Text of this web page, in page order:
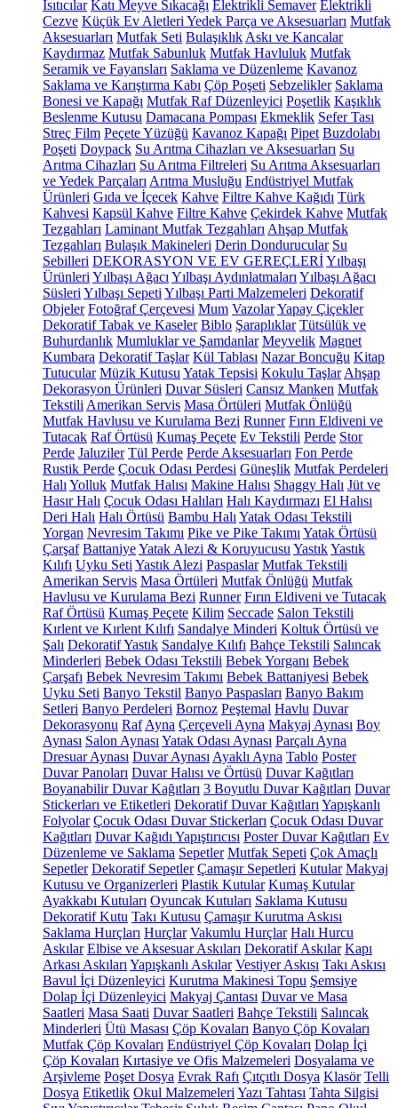
Isıtıcılar Katı Meyve Sıkacağı Elektrikli Semaver Elektrikli
Cezve Küçük Ev Aletleri Yedek Parça ve Aksesuarları Mutfak
Aksesuarları Mutfak Seti Bulaşıklık Askı ve Kancalar
Kaydırmaz Mutfak Sabunluk Mutfak Havluluk Mutfak
Seramik ve Fayansları Saklama ve Düzenleme Kavanoz
Saklama ve Karıştırma Kabı Çöp Poşeti Sebzelikler Saklama
Bonesi ve Kapağı Mutfak Raf Düzenleyici Poşetlik Kaşıklık
Beslenme Kutusu Damacana Pompası Ekmeklik Sefer Tası
Streç Film Peçete Yüzüğü Kavanoz Kapağı Pipet Buzdolabı
Poşeti Doypack Su Arıtma Cihazları ve Aksesuarları Su
Arıtma Cihazları Su Arıtma Filtreleri Su Arıtma Aksesuarları
ve Yedek Parçaları Arıtma Musluğu Endüstriyel Mutfak
Ürünleri Gıda ve İçecek Kahve Filtre Kahve Kağıdı Türk
Kahvesi Kapsül Kahve Filtre Kahve Çekirdek Kahve Mutfak
Tezgahları Laminant Mutfak Tezgahları Ahşap Mutfak
Tezgahları Bulaşık Makineleri Derin Dondurucular Su
Sebilleri DEKORASYON VE EV GEREÇLERİYılbaşı
Ürünleri Yılbaşı Ağacı Yılbaşı Aydınlatmaları Yılbaşı Ağacı
Süsleri Yılbaşı Sepeti Yılbaşı Parti Malzemeleri Dekoratif
Objeler Fotoğraf Çerçevesi Mum VazolarYapay Çiçekler
Dekoratif Tabak ve Kaseler Biblo Şaraplıklar Tütsülük ve
Buhurdanlık Mumluklar ve Şamdanlar Meyvelik Magnet
Kumbara Dekoratif Taşlar Kül Tablası Nazar Boncuğu Kitap
Tutucular Müzik Kutusu Yatak Tepsisi Kokulu Taşlar Ahşap
Dekorasyon Ürünleri Duvar Süsleri Cansız Manken Mutfak
Tekstili Amerikan Servis Masa Örtüleri Mutfak Önlüğü
Mutfak Havlusu ve Kurulama Bezi Runner Fırın Eldiveni ve
Tutacak Raf Örtüsü Kumaş Peçete Ev Tekstili Perde Stor
Perde Jaluziler Tül Perde Perde Aksesuarları Fon Perde
Rustik Perde Çocuk Odası Perdesi Güneşlik Mutfak Perdeleri
Halı Yolluk Mutfak Halısı Makine Halısı Shaggy Halı Jüt ve
Hasır Halı Çocuk Odası Halıları Halı Kaydırmazı El Halısı
Deri Halı Halı Örtüsü Bambu Halı Yatak Odası Tekstili
Yorgan Nevresim Takımı Pike ve Pike Takımı Yatak Örtüsü
Çarşaf BattaniyeYatak Alezi & Koruyucusu YastıkYastık
Kılıfı Uyku Seti Yastık Alezi Paspaslar Mutfak Tekstili
Amerikan Servis Masa Örtüleri Mutfak Önlüğü Mutfak
Havlusu ve Kurulama Bezi Runner Fırın Eldiveni ve Tutacak
Raf Örtüsü Kumaş Peçete Kilim Seccade Salon Tekstili
Kırlent ve Kırlent Kılıfı Sandalye Minderi Koltuk Örtüsü ve
Şalı Dekoratif Yastık Sandalye Kılıfı Bahçe Tekstili Salıncak
Minderleri Bebek Odası Tekstili Bebek Yorganı Bebek
Çarşafı Bebek Nevresim Takımı Bebek Battaniyesi Bebek
Uyku Seti Banyo Tekstil Banyo Paspasları Banyo Bakım
Setleri Banyo Perdeleri Bornoz Peştemal Havlu Duvar
Dekorasyonu Raf Ayna Çerçeveli Ayna Makyaj Aynası Boy
Aynası Salon Aynası Yatak Odası Aynası Parçalı Ayna
Dresuar Aynası Duvar Aynası Ayaklı Ayna Tablo Poster
Duvar Panoları Duvar Halısı ve Örtüsü Duvar Kağıtları
Boyanabilir Duvar Kağıtları 3 Boyutlu Duvar Kağıtları Duvar
Stickerları ve Etiketleri Dekoratif Duvar Kağıtları Yapışkanlı
Folyolar Çocuk Odası Duvar Stickerları Çocuk Odası Duvar
Kağıtları Duvar Kağıdı Yapıştırıcısı Poster Duvar Kağıtları Ev
Düzenleme ve Saklama Sepetler Mutfak Sepeti Çok Amaçlı
Sepetler Dekoratif Sepetler Çamaşır Sepetleri Kutular Makyaj
Kutusu ve Organizerleri Plastik Kutular Kumaş Kutular
Ayakkabı Kutuları Oyuncak Kutuları Saklama Kutusu
Dekoratif Kutu Takı Kutusu Çamaşır Kurutma Askısı
Saklama Hurçları Hurçlar Vakumlu Hurçlar Halı Hurcu
Askılar Elbise ve Aksesuar Askıları Dekoratif Askılar Kapı
Arkası Askıları Yapışkanlı Askılar Vestiyer Askısı Takı Askısı
Bavul İçi Düzenleyici Kurutma Makinesi Topu Şemsiye
Dolap İçi Düzenleyici Makyaj Çantası Duvar ve Masa
Saatleri Masa Saati Duvar Saatleri Bahçe Tekstili Salıncak
Minderleri Ütü Masası Çöp Kovaları Banyo Çöp Kovaları
Mutfak Çöp Kovaları Endüstriyel Çöp Kovaları Dolap İçi
Çöp Kovaları Kırtasiye ve Ofis Malzemeleri Dosyalama ve
Arşivleme Poşet Dosya Evrak Rafı Çıtçıtlı Dosya Klasör Telli
Dosya Etiketlik Okul Malzemeleri Yazı Tahtası Tahta Silgisi